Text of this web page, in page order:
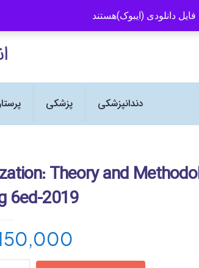
انتشارات کتاب کاسپین نماینده رسمی Human Kinetics در ایران می باشد
پزشکی دندانپزشکی
Theory and
6ed-2019